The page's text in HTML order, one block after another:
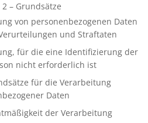
– Grundsätze
von personenbezogenen Daten
und Straftaten
für die eine Identifizierung der
nicht erforderlich ist
für die Verarbeitung
Daten
der Verarbeitung